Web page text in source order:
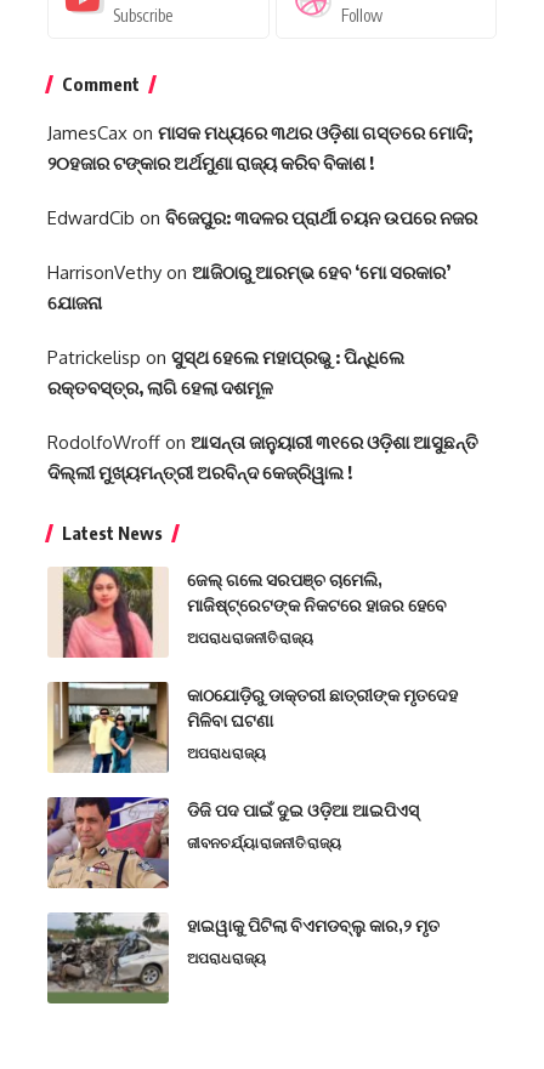
Subscribe Follow
Comment
JamesCax on ମାସକ ମଧ୍ୟରେ ୩ଥର ଓଡ଼ିଶା ଗସ୍ତରେ ମୋଦି;
୨୦ହଜାର ଟଙ୍କାର ଅର୍ଥମୁଣା ରାଜ୍ୟ କରିବ ବିକାଶ !
EdwardCib on ବିଜେପୁର: ୩ଦଳର ପ୍ରାର୍ଥୀ ଚୟନ ଉପରେ ନଜର
HarrisonVethy on ଆଜିଠାରୁ ଆରମ୍ଭ ହେବ ‘ମୋ ସରକାର’
ଯୋଜନା
Patrickelisp on ସୁସ୍ଥ ହେଲେ ମହାପ୍ରଭୁ : ପିନ୍ଧିଲେ
ରକ୍ତବସ୍ତ୍ର, ଲାଗି ହେଲା ଦଶମୂଳ
RodolfoWroff on ଆସନ୍ତା ଜାନୁୟାରୀ ୩୧ରେ ଓଡ଼ିଶା ଆସୁଛନ୍ତି
ଦିଲ୍ଲୀ ମୁଖ୍ୟମନ୍ତ୍ରୀ ଅରବିନ୍ଦ କେଜ୍ରିୱାଲ !
Latest News
ଜେଲ୍ ଗଲେ ସରପଞ୍ଚ ଚାମେଲି,
ମାଜିଷ୍ଟ୍ରେଟଙ୍କ ନିକଟରେ ହାଜର ହେବେ
ଅପରାଧରାଜନୀତିରାଜ୍ୟ
କାଠଯୋଡ଼ିରୁ ଡାକ୍ତରୀ ଛାତ୍ରୀଙ୍କ ମୃତଦେହ
ମିଳିବା ଘଟଣା
ଅପରାଧରାଜ୍ୟ
ଡିଜି ପଦ ପାଇଁ ଦୁଇ ଓଡ଼ିଆ ଆଇପିଏସ୍
ଜୀବନଚର୍ଯ୍ୟାରାଜନୀତିରାଜ୍ୟ
ହାଇୱାକୁ ପିଟିଲା ବିଏମଡବ୍ଲୁ କାର,୨ ମୃତ
ଅପରାଧରାଜ୍ୟ